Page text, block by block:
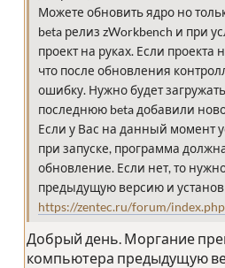
Можете обновить ядро но
beta релиз zWorkbench и при
проект на руках. Если проекта
что после обновления
ошибку. Нужно будет
последнюю beta добавили
Если у Вас на данный момент
при запуске, программа
обновление. Если нет, то
предыдущую версию и
https://zentec.ru/forum/
Добрый день. Моргание
компьютера предыдущую